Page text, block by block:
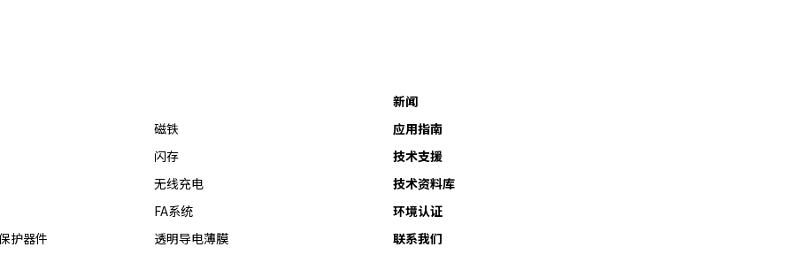
护器件
磁铁
闪存
无线充电
FA系统
透明导电薄膜
新闻
应用指南
技术支援
技术资料库
环境认证
联系我们